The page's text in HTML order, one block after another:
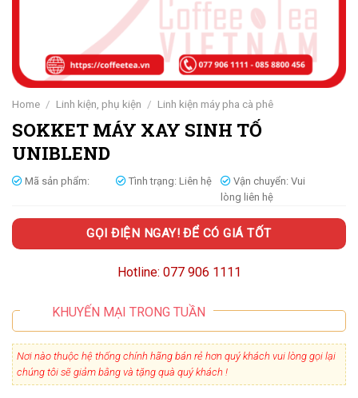
Home / Linh kiện, phụ kiện / Linh kiện máy pha cà phê
SOKKET MÁY XAY SINH TỐ
UNIBLEND
Mã sản phẩm: Tình trạng: Liên hệ Vận chuyển: Vui
lòng liên hệ
GỌI ĐIỆN NGAY! ĐỂ CÓ GIÁ TỐT
Hotline: 077 906 1111
KHUYẾN MẠI TRONG TUẦN
Nơi nào thuộc hệ thống chính hãng bán rẻ hơn quý khách vui lòng gọi lại
chúng tôi sẽ giảm bằng và tặng quà quý khách !